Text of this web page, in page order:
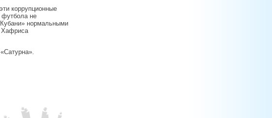
коррупционные
футбола не
нормальными
Хафриса